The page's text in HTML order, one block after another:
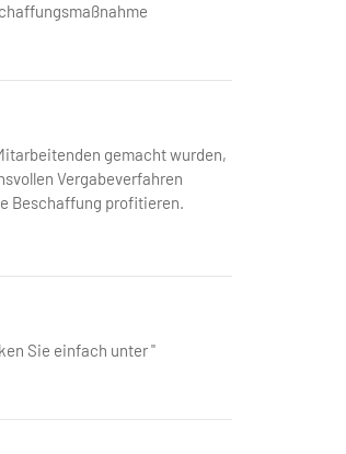
gemacht wurden,
Vergabeverfahren
Beschaffung profitieren.
Sie einfach unter "